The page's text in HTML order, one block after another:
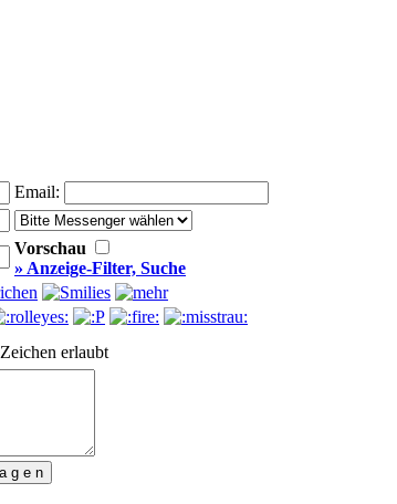
Email:
Vorschau
» Anzeige-Filter, Suche
Zeichen erlaubt